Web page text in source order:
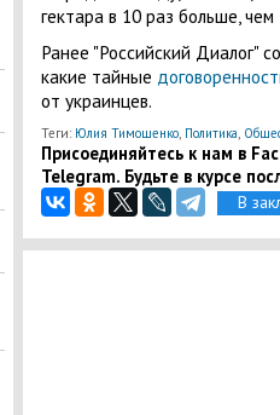
гектара в 10 раз больше, чем
Ранее "Российский Диалог"
какие тайные
от украинцев.
Теги: Юлия Тимошенко, Политика,
Присоединяйтесь к нам в
Telegram. Будьте в курсе
В